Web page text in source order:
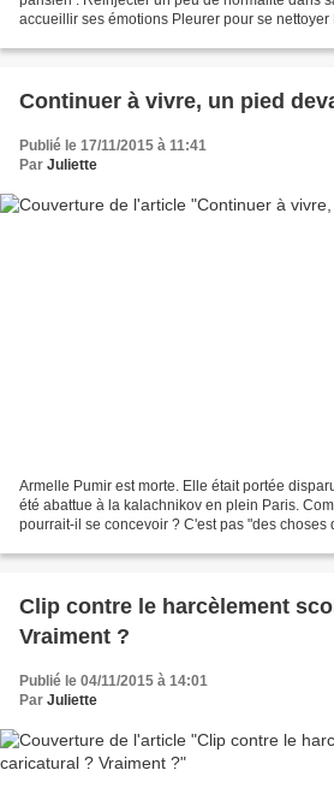
accueillir ses émotions Pleurer pour se nettoyer
Continuer à vivre, un pied
Publié le 17/11/2015 à 11:41
Par Juliette
Armelle Pumir est morte. Elle était portée
été abattue à la kalachnikov en plein Paris.
pourrait-il se concevoir ? C'est pas "des choses
Clip contre le harcèlement
Vraiment ?
Publié le 04/11/2015 à 14:01
Par Juliette